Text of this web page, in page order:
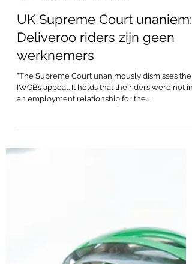
Joost van Ladesteijn
Nov 24, 2023
UK Supreme Court unaniem:
Deliveroo riders zijn geen